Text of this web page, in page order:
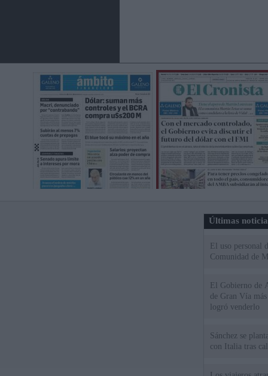
Últimas
El uso personal
Comunidad de
El Gobierno de
de Gran Vía
logró venderlo
Sánchez se
con Italia tras